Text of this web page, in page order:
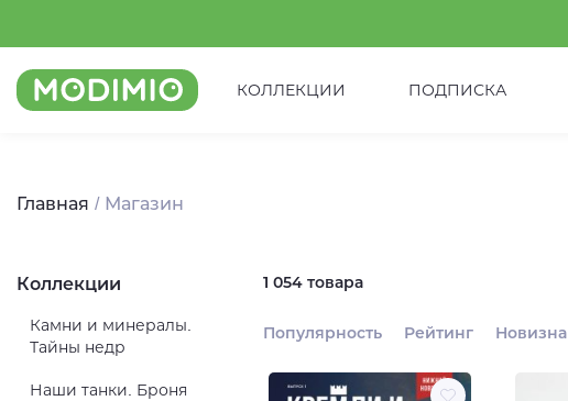
КОЛЛЕКЦИИ ПОДПИСКА
Главная Магазин
Коллекции
Камни и минералы.
Тайны недр
Наши танки. Броня
1 054 товара
Популярность Рейтинг Новизна